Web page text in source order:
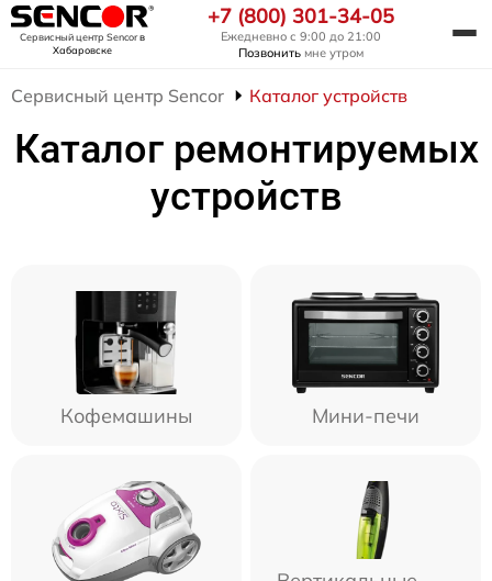
Сервисный центр Sencorв
Хабаровске
+7 (800) 301-34-05
Ежедневно с 9:00 до 21:00
Позвонить мне утром
Сервисный центр Sencor Каталог устройств
Каталог ремонтируемых
устройств
Кофемашины Мини-печи